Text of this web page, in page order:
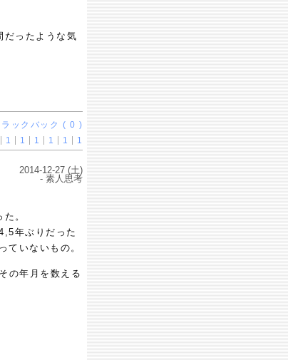
だったような気
ラックバック ( 0 )
1 1 1 1 1 1
2014-12-27 (土)
- 素人思考
。
年ぶりだった
ていないもの。
の年月を数える